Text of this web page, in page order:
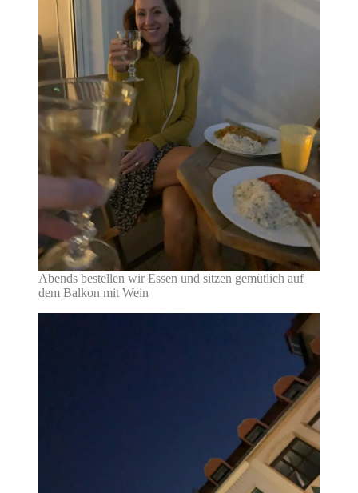
Abends bestellen wir Essen und sitzen gemütlich auf
dem Balkon mit Wein